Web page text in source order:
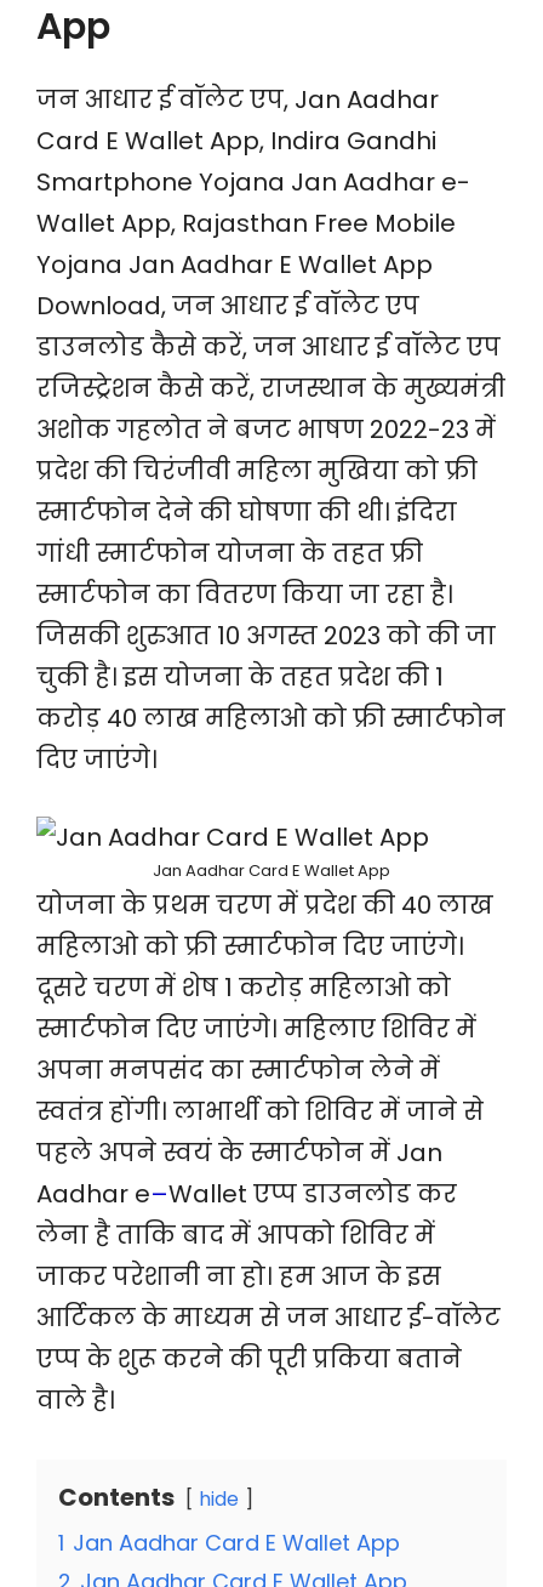
App
जन आधार ई वॉलेट एप, Jan Aadhar
Card E Wallet App, Indira Gandhi
Smartphone Yojana Jan Aadhar e-
Wallet App, Rajasthan Free Mobile
Yojana Jan Aadhar E Wallet App
Download, जन आधार ई वॉलेट एप
डाउनलोड कैसे करें, जन आधार ई वॉलेट एप
रजिस्ट्रेशन कैसे करें, राजस्थान के मुख्यमंत्री
अशोक गहलोत ने बजट भाषण 2022-23 में
प्रदेश की चिरंजीवी महिला मुखिया को फ्री
स्मार्टफोन देने की घोषणा की थी। इंदिरा
गांधी स्मार्टफोन योजना के तहत फ्री
स्मार्टफोन का वितरण किया जा रहा है।
जिसकी शुरुआत 10 अगस्त 2023 को की जा
चुकी है। इस योजना के तहत प्रदेश की 1
करोड़ 40 लाख महिलाओ को फ्री स्मार्टफोन
दिए जाएंगे।
Jan Aadhar Card E Wallet App
योजना के प्रथम चरण में प्रदेश की 40 लाख
महिलाओ को फ्री स्मार्टफोन दिए जाएंगे।
दूसरे चरण में शेष 1 करोड़ महिलाओ को
स्मार्टफोन दिए जाएंगे। महिलाए शिविर में
अपना मनपसंद का स्मार्टफोन लेने में
स्वतंत्र होंगी। लाभार्थी को शिविर में जाने से
पहले अपने स्वयं के स्मार्टफोन में Jan
Aadhar e–Wallet एप्प डाउनलोड कर
लेना है ताकि बाद में आपको शिविर में
जाकर परेशानी ना हो। हम आज के इस
आर्टिकल के माध्यम से जन आधार ई-वॉलेट
एप्प के शुरू करने की पूरी प्रकिया बताने
वाले है।
Contents hide
1 Jan Aadhar Card E Wallet App